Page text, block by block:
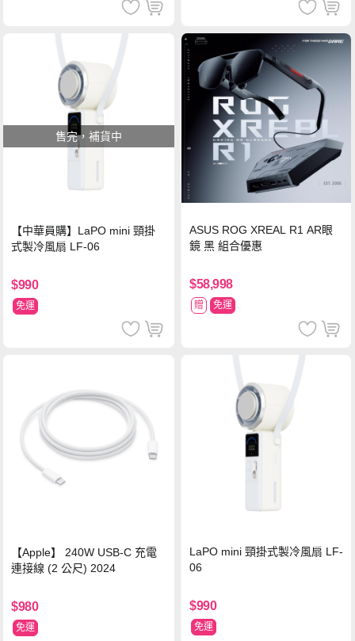
售完，補貨中
【中華員購】LaPO mini 頸掛
式製冷風扇 LF-06
$990
免運
ASUS ROG XREAL R1 AR眼
鏡 黑 組合優惠
$58,998
贈 免運
【Apple】 240W USB-C 充電
連接線 (2 公尺) 2024
$980
免運
LaPO mini 頸掛式製冷風扇 LF-
06
$990
免運